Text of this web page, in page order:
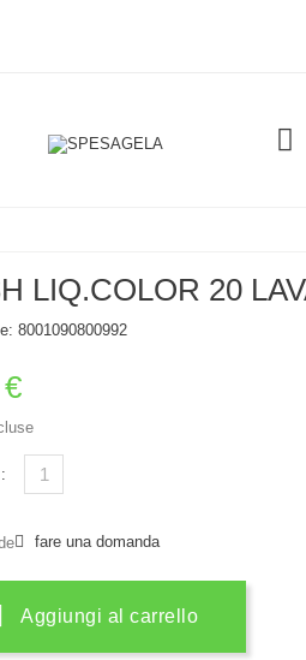
LIQ.COLOR 20
8001090800992
fare una domanda
Aggiungi al carrello